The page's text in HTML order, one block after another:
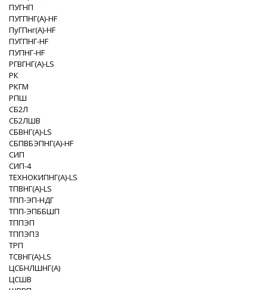
ПУГНП
ПУГПНГ(A)-HF
ПуГПнг(А)-HF
ПУГПНГ-HF
ПУПНГ-HF
РГВГНГ(A)-LS
РК
РКГМ
РПШ
СБ2Л
СБ2ЛШВ
СБВНГ(A)-LS
СБПВБЭПНГ(A)-HF
СИП
СИП-4
ТЕХНОКИПНГ(A)-LS
ТПВНГ(A)-LS
ТПП-ЭП-НДГ
ТПП-ЭПББШП
ТППЭП
ТППЭПЗ
ТРП
ТСВНГ(A)-LS
ЦСБНЛШНГ(A)
ЦСШВ